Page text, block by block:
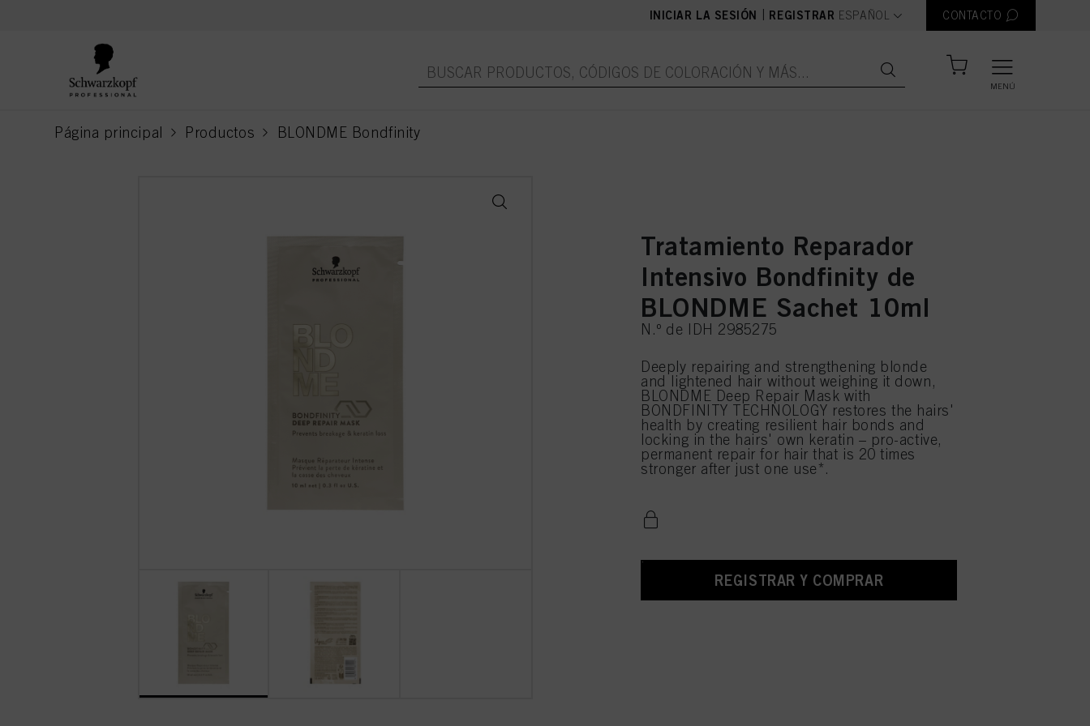
INICIAR LA SESIÓN REGISTRAR text.language
ESPAÑOL CONTACTO
MENÚ
Página principal Productos BLONDME Bondfinity
current page
Tratamiento Reparador
Intensivo Bondfinity de
BLONDME Sachet 10ml
N.º de IDH 2985275
Deeply repairing and strengthening blonde
and lightened hair without weighing it down,
BLONDME Deep Repair Mask with
BONDFINITY TECHNOLOGY restores the hairs'
health by creating resilient hair bonds and
locking in the hairs' own keratin – pro-active,
permanent repair for hair that is 20 times
stronger after just one use*.
REGISTRAR Y COMPRAR